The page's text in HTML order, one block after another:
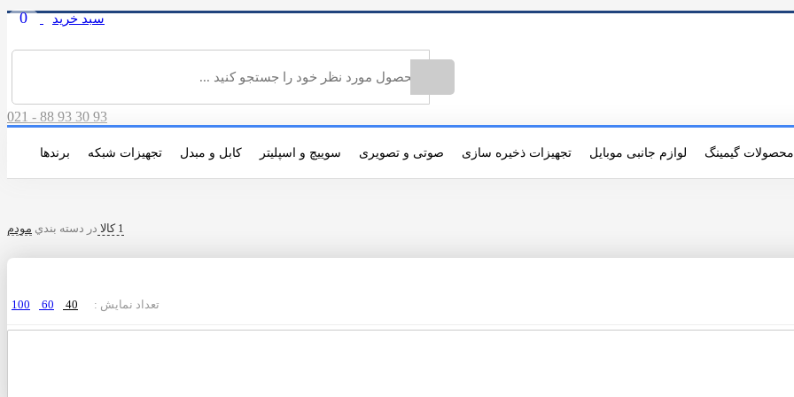
0 سبد خرید
021 - 88 93 30 93
محصولات گیمینگ لوازم جانبی موبایل تجهیزات ذخیره سازی صوتی و تصویری سوییچ و اسپلیتر کابل و مبدل تجهیزات شبکه برندها
1 کالا در دسته بندي مودم
تعداد نمایش : 40
60
100